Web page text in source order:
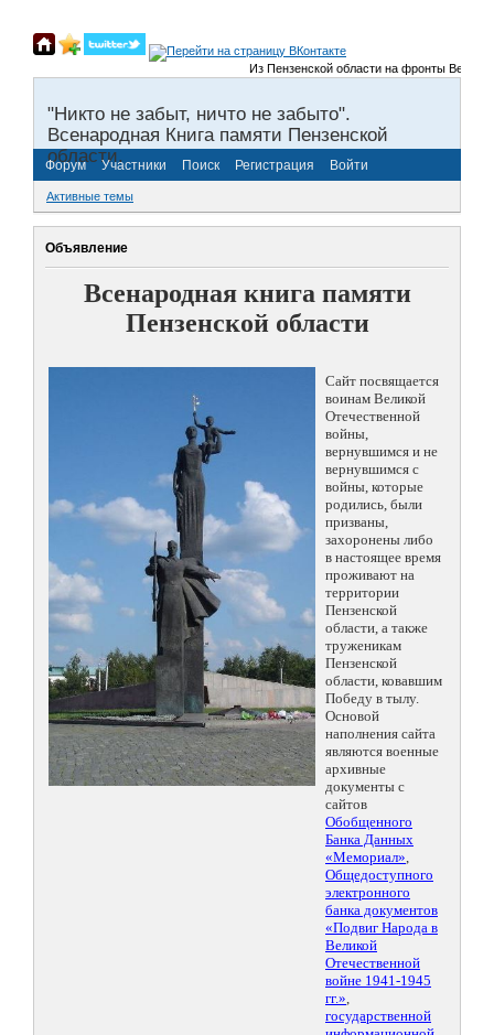
Из Пензенской области на фронты Великой
"Никто не забыт, ничто не забыто".
Всенародная Книга памяти Пензенской
области.
Форум Участники Поиск Регистрация Войти
Активные темы
Объявление
Всенародная книга памяти
Пензенской области
Сайт посвящается
воинам Великой
Отечественной
войны,
вернувшимся и не
вернувшимся с
войны, которые
родились, были
призваны,
захоронены либо
в настоящее время
проживают на
территории
Пензенской
области, а также
труженикам
Пензенской
области, ковавшим
Победу в тылу.
Основой
наполнения сайта
являются военные
архивные
документы с
сайтов
Обобщенного
Банка Данных
«Мемориал»,
Общедоступного
электронного
банка документов
«Подвиг Народа в
Великой
Отечественной
войне 1941-1945
гг.»,
государственной